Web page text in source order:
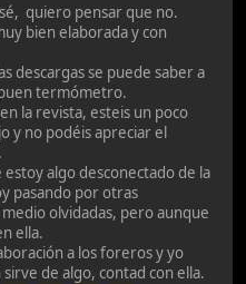
quiero pensar que no.
bien elaborada y con
descargas se puede saber a
termómetro.
la revista, esteis un poco
y no podéis apreciar el
algo desconectado de la
pasando por otras
olvidadas, pero aunque
ella.
a los foreros y yo
de algo, contad con ella.